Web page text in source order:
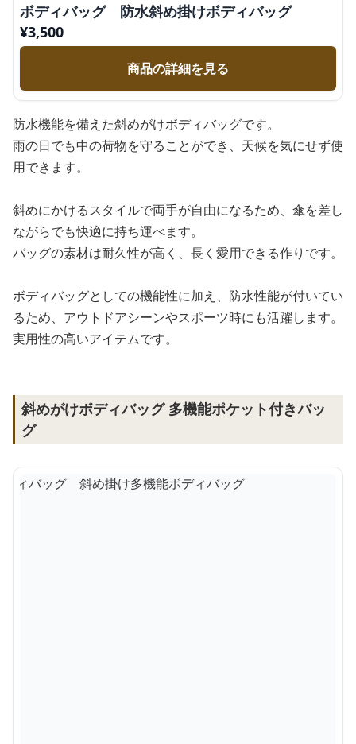
ボディバッグ 防水斜め掛けボディバッグ
¥3,500
商品の詳細を見る
防水機能を備えた斜めがけボディバッグです。
雨の日でも中の荷物を守ることができ、天候を気にせず使
用できます。
斜めにかけるスタイルで両手が自由になるため、傘を差し
ながらでも快適に持ち運べます。
バッグの素材は耐久性が高く、長く愛用できる作りです。
ボディバッグとしての機能性に加え、防水性能が付いてい
るため、アウトドアシーンやスポーツ時にも活躍します。
実用性の高いアイテムです。
斜めがけボディバッグ 多機能ポケット付きバッ
グ